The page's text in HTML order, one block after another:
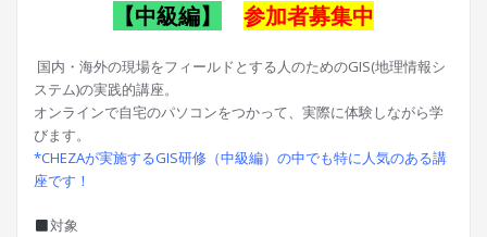
【中級編】 参加者募集中
国内・海外の現場をフィールドとする人のためのGIS(地理情報シ
ステム)の実践的講座。
オンラインで自宅のパソコンをつかって、実際に体験しながら学
びます。
*CHEZAが実施するGIS研修（中級編）の中でも特に人気のある講
座です！
対象